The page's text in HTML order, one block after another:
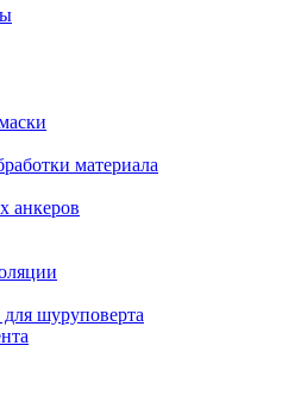
материала
анкеров
шуруповерта